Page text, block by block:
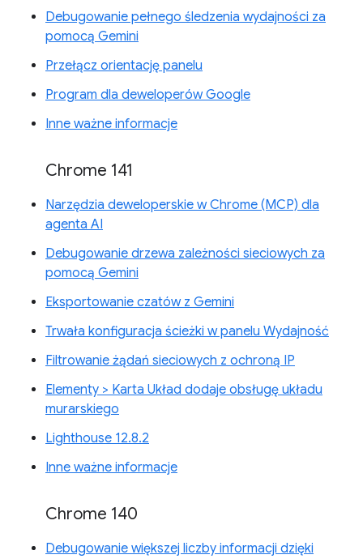
Debugowanie pełnego śledzenia wydajności za
pomocą Gemini
Przełącz orientację panelu
Program dla deweloperów Google
Inne ważne informacje
Chrome 141
Narzędzia deweloperskie w Chrome (MCP) dla
agenta AI
Debugowanie drzewa zależności sieciowych za
pomocą Gemini
Eksportowanie czatów z Gemini
Trwała konfiguracja ścieżki w panelu Wydajność
Filtrowanie żądań sieciowych z ochroną IP
Elementy > Karta Układ dodaje obsługę układu
murarskiego
Lighthouse 12.8.2
Inne ważne informacje
Chrome 140
Debugowanie większej liczby informacji dzięki